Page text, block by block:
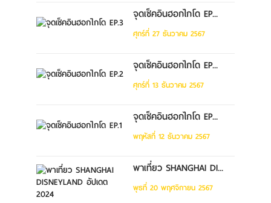
จุดเช็คอินฮอกไกโด EP...
ศุกร์ที่ 27 ธันวาคม 2567
จุดเช็คอินฮอกไกโด EP...
ศุกร์ที่ 13 ธันวาคม 2567
จุดเช็คอินฮอกไกโด EP...
พฤหัสที่ 12 ธันวาคม 2567
พาเที่ยว SHANGHAI DI...
พุธที่ 20 พฤศจิกายน 2567